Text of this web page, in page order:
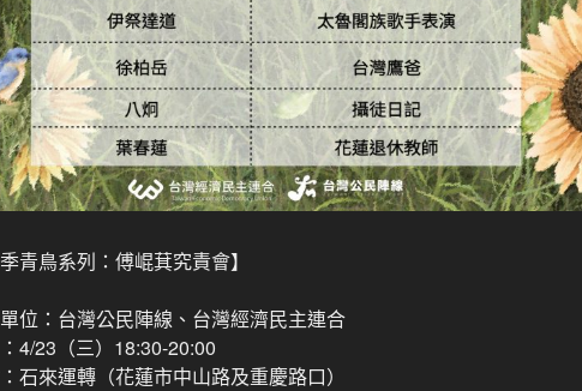
季青鳥系列：傅崐萁究責會】
位：台灣公民陣線、台灣經濟民主連合
4/23（三）18:30-20:00
石來運轉（花蓮市中山路及重慶路口）